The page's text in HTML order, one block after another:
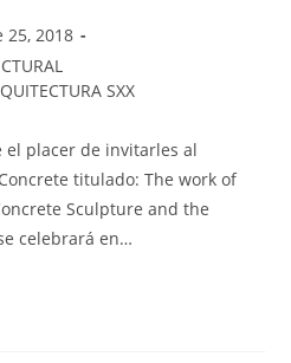
2018
SXX
el placer de invitarles al
titulado: The work of
Sculpture and the
celebrará en…